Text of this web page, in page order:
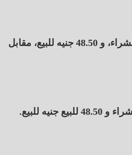
ارتفع سعر الدولار في البنك المركزي المصري 9 قروش إلى 48.40 جنيه للشراء، و 48.50 جنيه للبيع، مقابل